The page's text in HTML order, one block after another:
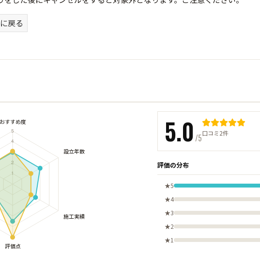
戻る
5.0/5口コミ2件
評価の分布
★5
★4
★3
★2
★1